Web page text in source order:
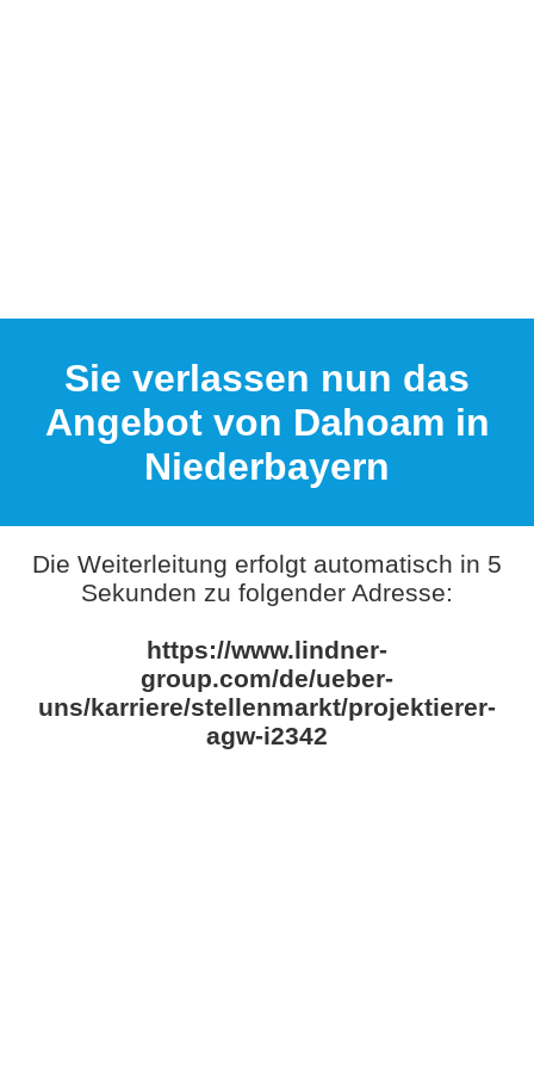
Sie verlassen nun das
Angebot von Dahoam in
Niederbayern
Die Weiterleitung erfolgt automatisch in 5
Sekunden zu folgender Adresse:
https://www.lindner-
group.com/de/ueber-
uns/karriere/stellenmarkt/projektierer-
agw-i2342